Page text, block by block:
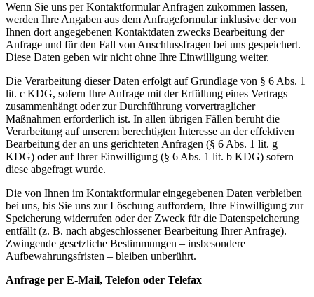
Wenn Sie uns per Kontaktformular Anfragen zukommen lassen,
werden Ihre Angaben aus dem Anfrageformular inklusive der von
Ihnen dort angegebenen Kontaktdaten zwecks Bearbeitung der
Anfrage und für den Fall von Anschlussfragen bei uns gespeichert.
Diese Daten geben wir nicht ohne Ihre Einwilligung weiter.
Die Verarbeitung dieser Daten erfolgt auf Grundlage von § 6 Abs. 1
lit. c KDG, sofern Ihre Anfrage mit der Erfüllung eines Vertrags
zusammenhängt oder zur Durchführung vorvertraglicher
Maßnahmen erforderlich ist. In allen übrigen Fällen beruht die
Verarbeitung auf unserem berechtigten Interesse an der effektiven
Bearbeitung der an uns gerichteten Anfragen (§ 6 Abs. 1 lit. g
KDG) oder auf Ihrer Einwilligung (§ 6 Abs. 1 lit. b KDG) sofern
diese abgefragt wurde.
Die von Ihnen im Kontaktformular eingegebenen Daten verbleiben
bei uns, bis Sie uns zur Löschung auffordern, Ihre Einwilligung zur
Speicherung widerrufen oder der Zweck für die Datenspeicherung
entfällt (z. B. nach abgeschlossener Bearbeitung Ihrer Anfrage).
Zwingende gesetzliche Bestimmungen – insbesondere
Aufbewahrungsfristen – bleiben unberührt.
Anfrage per E-Mail, Telefon oder Telefax